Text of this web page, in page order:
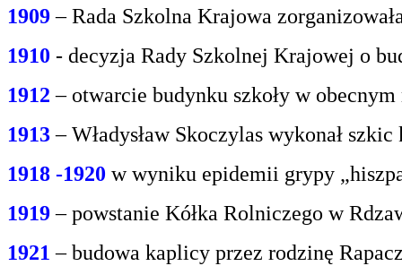
1909 – Rada Szkolna Krajowa
1910 - decyzja Rady Szkolnej Krajowej o
1912 – otwarcie budynku szkoły w
1913– Władysław Skoczylas wykonał
1918 -1920 w wyniku epidemii grypy
1919– powstanie Kółka Rolniczego w
1921 – budowa kaplicy przez rodzinę